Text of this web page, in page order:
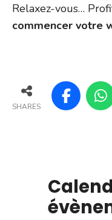
Relaxez-vous…
commencer votre
SHARES